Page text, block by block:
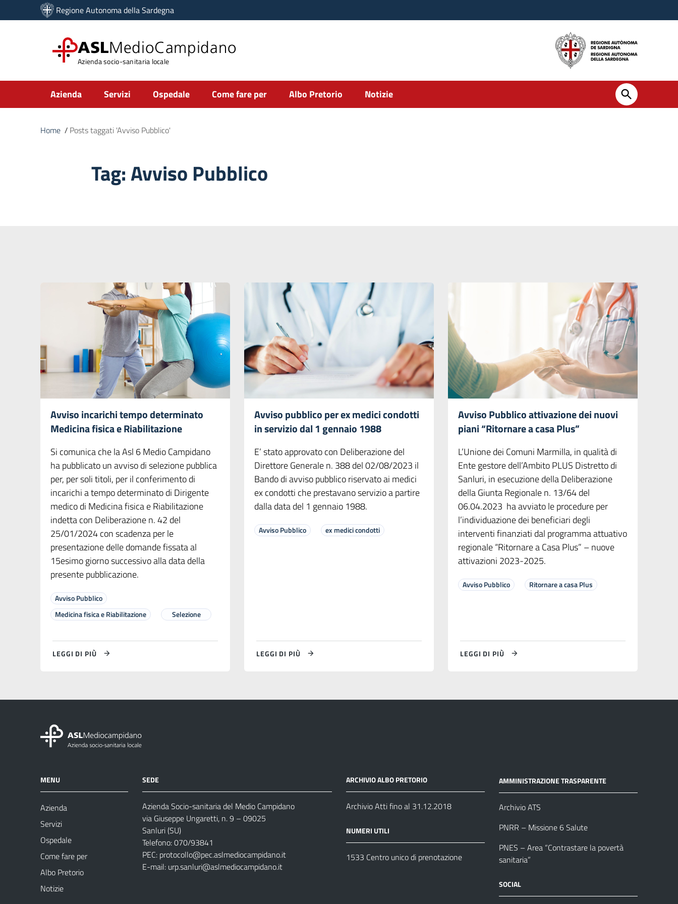
Vai ai contenuti
Vai al menu di navigazione
Regione Autonoma della Sardegna
ASLMedioCampidano
Azienda socio-sanitaria locale
Submenu
Azienda Servizi Ospedale Come fare per Albo Pretorio Notizie
Home / Posts taggati 'Avviso Pubblico'
Tag:Avviso Pubblico
Avviso incarichi tempo determinato
Medicina fisica e Riabilitazione
Si comunica che la Asl 6 Medio Campidano
ha pubblicato un avviso di selezione pubblica
per, per soli titoli, per il conferimento di
incarichi a tempo determinato di Dirigente
medico di Medicina fisica e Riabilitazione
indetta con Deliberazione n. 42 del
25/01/2024 con scadenza per le
presentazione delle domande fissata al
15esimo giorno successivo alla data della
presente pubblicazione.
Avviso Pubblico
Medicina fisica e Riabilitazione
Selezione
LEGGI DI PIÙ
Avviso pubblico per ex medici condotti
in servizio dal 1 gennaio 1988
E’ stato approvato con Deliberazione del
Direttore Generale n. 388 del 02/08/2023 il
Bando di avviso pubblico riservato ai medici
ex condotti che prestavano servizio a partire
dalla data del 1 gennaio 1988.
Avviso Pubblico ex medici condotti
LEGGI DI PIÙ
Avviso Pubblico attivazione dei nuovi
piani “Ritornare a casa Plus”
L’Unione dei Comuni Marmilla, in qualità di
Ente gestore dell’Ambito PLUS Distretto di
Sanluri, in esecuzione della Deliberazione
della Giunta Regionale n. 13/64 del
06.04.2023 ha avviato le procedure per
l’individuazione dei beneficiari degli
interventi finanziati dal programma attuativo
regionale “Ritornare a Casa Plus” – nuove
attivazioni 2023-2025.
Avviso Pubblico Ritornare a casa Plus
LEGGI DI PIÙ
MENU
Azienda
Servizi
Ospedale
Come fare per
Albo Pretorio
Notizie
SEDE
Azienda Socio-sanitaria del Medio Campidano
via Giuseppe Ungaretti, n. 9 – 09025
Sanluri (SU)
Telefono: 070/93841
PEC: protocollo@pec.aslmediocampidano.it
E-mail: urp.sanluri@aslmediocampidano.it
ARCHIVIO ALBO PRETORIO
Archivio Atti fino al 31.12.2018
NUMERI UTILI
1533 Centro unico di prenotazione
AMMINISTRAZIONE TRASPARENTE
Archivio ATS
PNRR – Missione 6 Salute
PNES – Area “Contrastare la povertà
sanitaria”
SOCIAL